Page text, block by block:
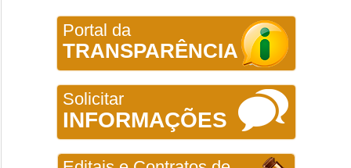
Portal da
TRANSPARÊNCIA
Solicitar
INFORMAÇÕES